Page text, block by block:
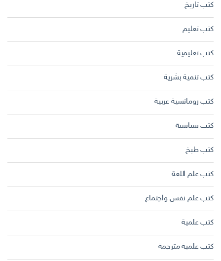
كتب تاريخ
كتب تعليم
كتب تعليمية
كتب تنمية بشرية
كتب رومانسية عربية
كتب سياسية
كتب طبخ
كتب علم اللغة
كتب علم نفس واجتماع
كتب علمية
كتب علمية مترجمة